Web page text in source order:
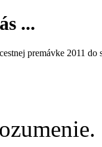
...
premávke 2011